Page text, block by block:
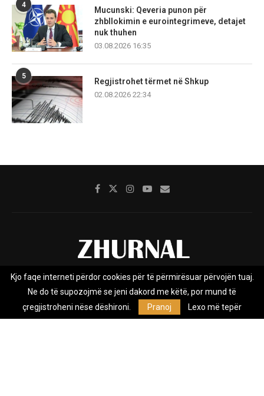
4
Mucunski: Qeveria punon për
zhbllokimin e eurointegrimeve, detajet
nuk thuhen
03.08.2026 16:35
5
Regjistrohet tërmet në Shkup
02.08.2026 22:34
Rreth nesh Impresumi Marketing
Kontakt
Privacy Policy
Zhurnal.mk është Agjenci e Lajmeve e pavarur, e themeluar në vitin
Kjo faqe interneti përdor cookies për të përmirësuar përvojën tuaj.
Ne do të supozojmë se jeni dakord me këtë, por mund të
çregjistroheni nëse dëshironi.
Pranoj Lexo më tepër